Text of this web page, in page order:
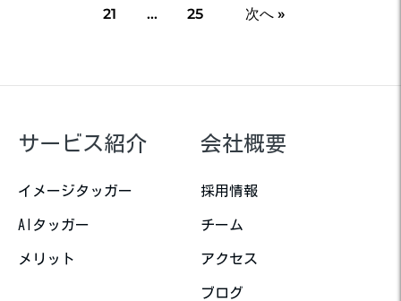
21 … 25 次へ »
サービス紹介
イメージタッガー
AIタッガー
メリット
会社概要
採用情報
チーム
アクセス
ブログ